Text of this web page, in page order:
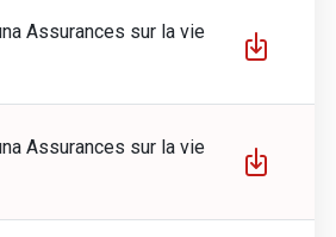
Assurances sur la vie
Assurances sur la vie